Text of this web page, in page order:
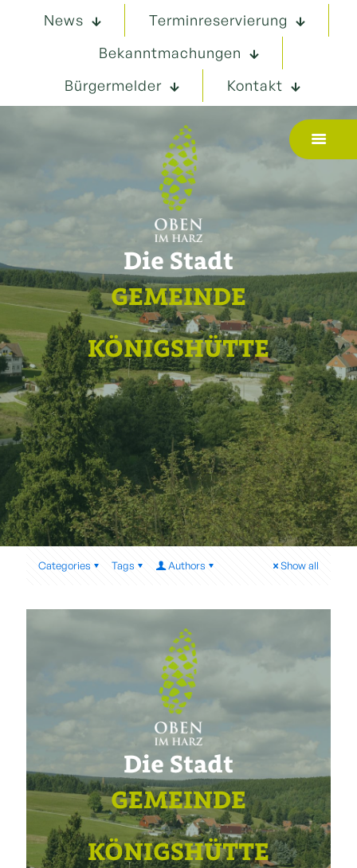
News
Terminreservierung
Bekanntmachungen
Bürgermelder
Kontakt
Die Stadt
GEMEINDE
KÖNIGSHÜTTE
Categories Tags Authors Show all
Die Stadt
GEMEINDE
KÖNIGSHÜTTE